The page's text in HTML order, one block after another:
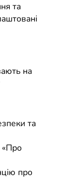
та
на
та
«Про
про